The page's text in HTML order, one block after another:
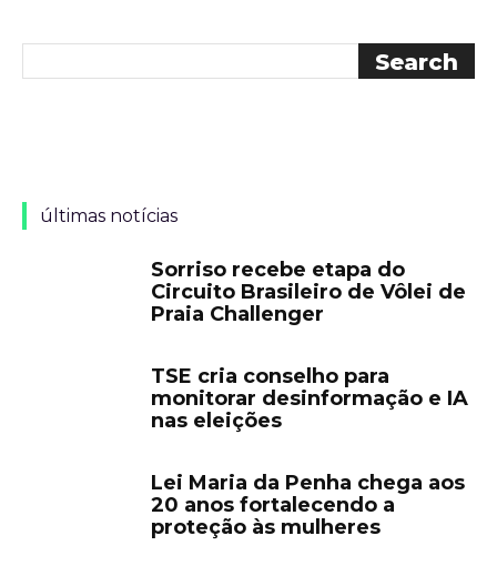
últimas notícias
Sorriso recebe etapa do
Circuito Brasileiro de Vôlei de
Praia Challenger
TSE cria conselho para
monitorar desinformação e IA
nas eleições
Lei Maria da Penha chega aos
20 anos fortalecendo a
proteção às mulheres